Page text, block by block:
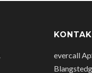
evercall